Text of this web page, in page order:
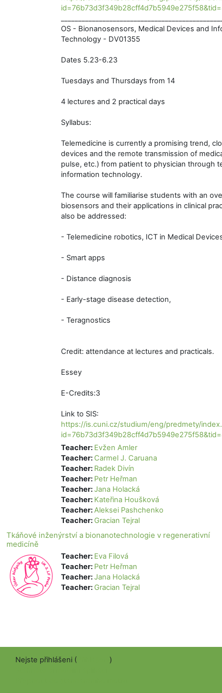
OS - Bionanosensors, Medical Devices and
Technology - DV01355
Dates 5.23-6.23
Tuesdays and Thursdays from 14
4 lectures and 2 practical days
Syllabus:
Telemedicine is currently a promising trend,
devices and the remote transmission of
pulse, etc.) from patient to physician through
information technology.
The course will familiarise students with an
biosensors and their applications in clinical
also be addressed:
- Telemedicine robotics, ICT in Medical
- Smart apps
- Distance diagnosis
- Early-stage disease detection,
- Teragnostics
Credit: attendance at lectures and practicals.
Essey
E-Credits:3
Link to SIS:
https://is.cuni.cz/studium/eng/predmety/
Teacher: Evžen Amler
Teacher: Carmel J. Caruana
Teacher: Radek Divín
Teacher: Petr Heřman
Teacher:Jana Holacká
Teacher: Kateřina Houšková
Teacher:Aleksei Pashchenko
Teacher: Gracian Tejral
Tkáňové inženýrství a bionanotechnologie v regenerativní
medicíně
Teacher: Eva Filová
Teacher: Petr Heřman
Teacher:Jana Holacká
Teacher: Gracian Tejral
Nejste přihlášeni (
)